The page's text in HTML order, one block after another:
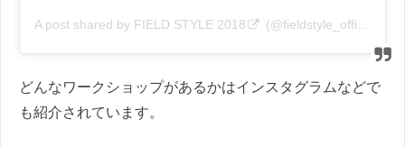
A post shared by FIELD STYLE 2018 (@fieldstyle_official) on
どんなワークショップがあるかはインスタグラムなどで
も紹介されています。